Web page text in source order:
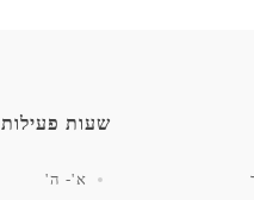
שעות פעילות
א'- ה'